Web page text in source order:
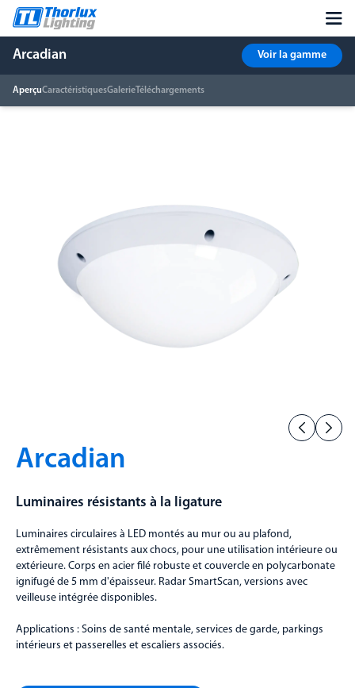
Arcadian
AperçuCaractéristiquesGalerie Téléchargements
Voir la gamme
Arcadian
Luminaires résistants à la ligature
Luminaires circulaires à LED montés au mur ou au plafond,
extrêmement résistants aux chocs, pour une utilisation intérieure ou
extérieure. Corps en acier filé robuste et couvercle en polycarbonate
ignifugé de 5 mm d'épaisseur. Radar SmartScan, versions avec
veilleuse intégrée disponibles.
Applications : Soins de santé mentale, services de garde, parkings
intérieurs et passerelles et escaliers associés.